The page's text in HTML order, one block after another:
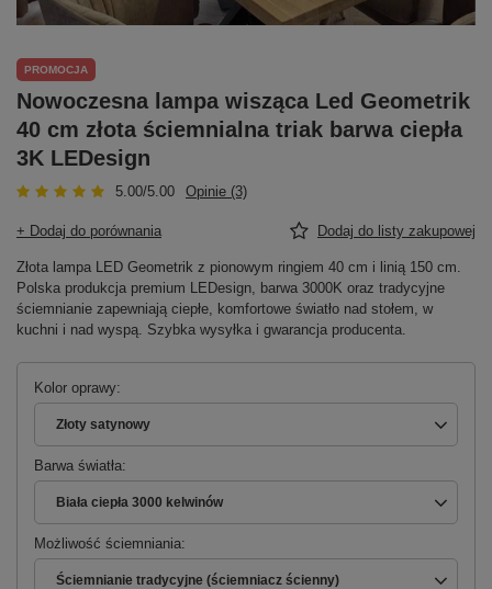
PROMOCJA
Nowoczesna lampa wisząca Led Geometrik
40 cm złota ściemnialna triak barwa ciepła
3K LEDesign
5.00/5.00 Opinie (3)
+ Dodaj do porównania Dodaj do listy zakupowej
Złota lampa LED Geometrik z pionowym ringiem 40 cm i linią 150 cm.
Polska produkcja premium LEDesign, barwa 3000K oraz tradycyjne
ściemnianie zapewniają ciepłe, komfortowe światło nad stołem, w
kuchni i nad wyspą. Szybka wysyłka i gwarancja producenta.
Kolor oprawy
Złoty satynowy
Barwa światła
Biała ciepła 3000 kelwinów
Możliwość ściemniania
Ściemnianie tradycyjne (ściemniacz ścienny)